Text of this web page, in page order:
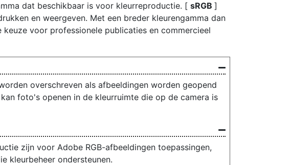
dat beschikbaar is voor kleurreproductie. [ sRGB ]
en weergeven. Met een breder kleurengamma dan
keuze voor professionele publicaties en commercieel
overschreven als afbeeldingen worden geopend
foto's openen in de kleurruimte die op de camera is
zijn voor Adobe RGB-afbeeldingen toepassingen,
kleurbeheer ondersteunen.